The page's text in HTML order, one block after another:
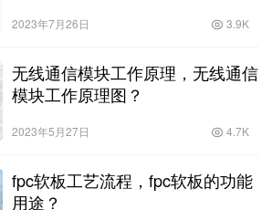
2023年7月26日 3.9K
无线通信模块工作原理，无线通信
模块工作原理图？
2023年5月27日 4.7K
fpc软板工艺流程，fpc软板的功能
用途？